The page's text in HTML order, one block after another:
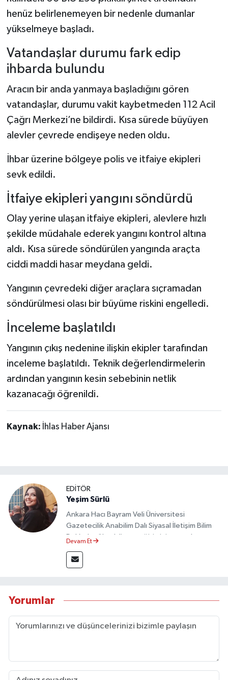
henüz belirlenemeyen bir nedenle dumanlar
yükselmeye başladı.
Vatandaşlar durumu fark edip
ihbarda bulundu
Aracın bir anda yanmaya başladığını gören
vatandaşlar, durumu vakit kaybetmeden 112 Acil
Çağrı Merkezi’ne bildirdi. Kısa sürede büyüyen
alevler çevrede endişeye neden oldu.
İhbar üzerine bölgeye polis ve itfaiye ekipleri
sevk edildi.
İtfaiye ekipleri yangını söndürdü
Olay yerine ulaşan itfaiye ekipleri, alevlere hızlı
şekilde müdahale ederek yangını kontrol altına
aldı. Kısa sürede söndürülen yangında araçta
ciddi maddi hasar meydana geldi.
Yangının çevredeki diğer araçlara sıçramadan
söndürülmesi olası bir büyüme riskini engelledi.
İnceleme başlatıldı
Yangının çıkış nedenine ilişkin ekipler tarafından
inceleme başlatıldı. Teknik değerlendirmelerin
ardından yangının kesin sebebinin netlik
kazanacağı öğrenildi.
Kaynak: İhlas Haber Ajansı
EDİTÖR
Yeşim Sürlü
Ankara Hacı Bayram Veli Üniversitesi
Gazetecilik Anabilim Dalı Siyasal İletişim Bilim
Dalı’nda yüksek lisans eğitimini tamamlamıştır.
akademik çalışmalar gerçekleştirmiştir.
Taşköprü Postası internet haber sitesinde
Devam Et
Yorumlar
Seydiler Haberleri
Taşköprü Haberleri
Tosya Haberleri
Karadeniz Haberleri
Ulusal Haberler
Teknoloji Haberleri
Siyaset Haberleri
Yerel Haberler
Haber Arşivi